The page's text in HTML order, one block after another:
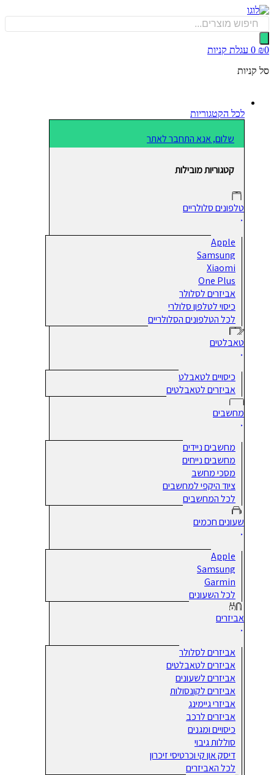
0 עגלת קניות
לכל הקטגוריות
שלום, אנא התחבר לאתר
קטגוריות מובילות
טלפונים סלולריים
Apple
Samsung
Xiaomi
One Plus
אביזרים לסלולר
כיסוי לטלפון סלולרי
לכל הטלפונים הסלולריים
טאבלטים
כיסויים לטאבלט
אביזרים לטאבלטים
מחשבים
מחשבים ניידים
מחשבים נייחים
מסכי מחשב
ציוד היקפי למחשבים
לכל המחשבים
שעונים חכמים
Apple
Samsung
Garmin
לכל השעונים
אביזרים
אביזרים לסלולר
אביזרים לטאבלטים
אביזרים לשעונים
אביזרים לקונסולות
אביזרי גיימינג
אביזרים לרכב
כיסויים ומגנים
סוללות גיבוי
דיסק און קי וכרטיסי זיכרון
לכל האביזרים